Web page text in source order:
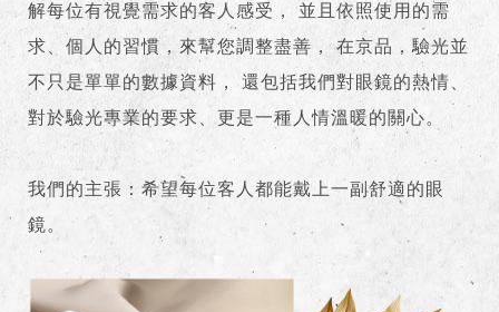
解每位有視覺需求的客人感受， 並且依照使用的需
求、個人的習慣，來幫您調整盡善， 在京品，驗光並
不只是單單的數據資料， 還包括我們對眼鏡的熱情、
對於驗光專業的要求、更是一種人情溫暖的關心。
我們的主張：希望每位客人都能戴上一副舒適的眼
鏡。